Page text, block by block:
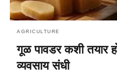
AGRICULTURE
गूळ पावडर कशी तयार
व्यवसाय संधी